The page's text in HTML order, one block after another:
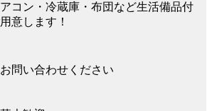
コン・冷蔵庫・布団など生活備品付
意します！
問い合わせください